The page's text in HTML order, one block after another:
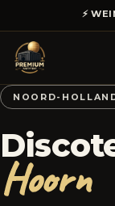
⚡
NOORD-
Hoorn